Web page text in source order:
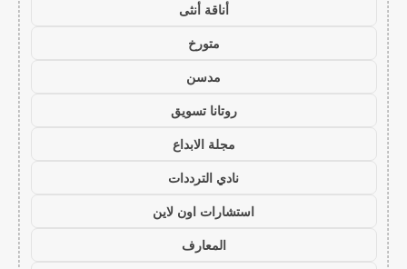
أناقة أنثى
متورخ
مدسن
روتانا تسويق
مجلة الابداع
نادي الترددات
استشارات اون لاين
المعارف